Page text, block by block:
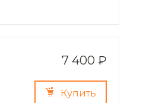
7 400 ₽
Купить